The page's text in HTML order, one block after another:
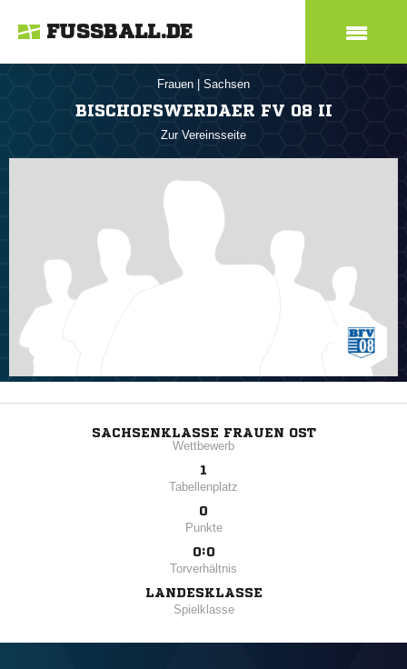
FUSSBALL.DE
Frauen Sachsen
BISCHOFSWERDAER FV 08 II
Zur Vereinsseite
SACHSENKLASSE FRAUEN OST
Wettbewerb
1
Tabellenplatz
0
Punkte
0:0
Torverhältnis
LANDESKLASSE
Spielklasse